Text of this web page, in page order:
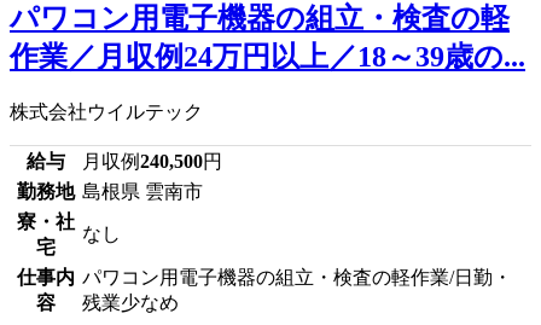
パワコン用電子機器の組立・検査の軽
作業／月収例24万円以上／18～39歳の...
株式会社ウイルテック
給与 月収例240,500円
勤務地 島根県 雲南市
寮・社
宅
なし
仕事内
容
パワコン用電子機器の組立・検査の軽作業/日勤・
残業少なめ